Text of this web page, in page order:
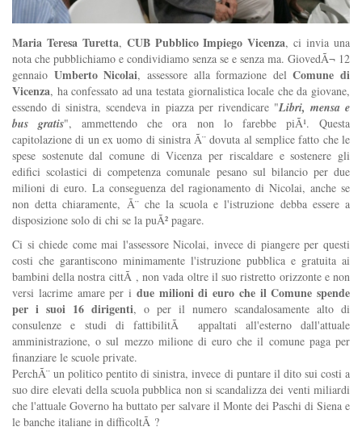
Maria Teresa Turetta, CUB Pubblico Impiego Vicenza, ci invia una
nota che pubblichiamo e condividiamo senza se e senza ma. GiovedÃ¬ 12
gennaio Umberto Nicolai, assessore alla formazione delComune di
Vicenza, ha confessato ad una testata giornalistica locale che da giovane,
essendo di sinistra, scendeva in piazza per rivendicare "Libri, mensa e
bus gratis", ammettendo che ora non lo farebbe piÃ¹. Questa
capitolazione di un ex uomo di sinistra Ã¨ dovuta al semplice fatto che le
spese sostenute dal comune di Vicenza per riscaldare e sostenere gli
edifici scolastici di competenza comunale pesano sul bilancio per due
milioni di euro. La conseguenza del ragionamento di Nicolai, anche se
non detta chiaramente, Ã¨ che la scuola e l'istruzione debba essere a
disposizione solo di chi se la puÃ² pagare.
Ci si chiede come mai l'assessore Nicolai, invece di piangere per questi
costi che garantiscono minimamente l'istruzione pubblica e gratuita ai
bambini della nostra cittÃ , non vada oltre il suo ristretto orizzonte e non
versi lacrime amare per i due milioni di euro che il Comune spende
per i suoi 16 dirigenti, o per il numero scandalosamente alto di
consulenze e studi di fattibilitÃ appaltati all'esterno dall'attuale
amministrazione, o sul mezzo milione di euro che il comune paga per
finanziare le scuole private.
PerchÃ¨ un politico pentito di sinistra, invece di puntare il dito sui costi a
suo dire elevati della scuola pubblica non si scandalizza dei venti miliardi
che l'attuale Governo ha buttato per salvare il Monte dei Paschi di Siena e
le banche italiane in difficoltÃ ?